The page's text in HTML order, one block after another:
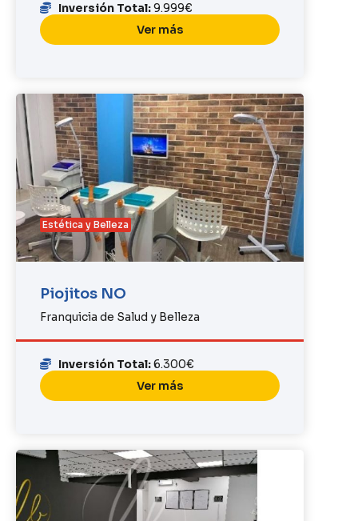
Inversión Total:9.999€
Ver más
Estética y Belleza
Piojitos NO
Franquicia de Salud y Belleza
Inversión Total:6.300€
Ver más